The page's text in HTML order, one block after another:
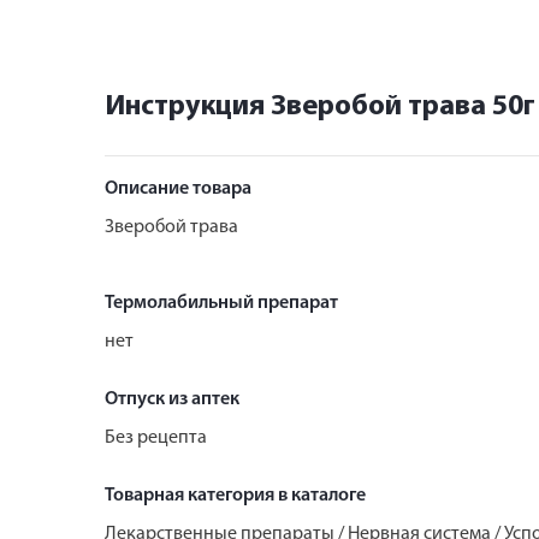
Инструкция Зверобой трава 50г
Описание товара
Зверобой трава
Термолабильный препарат
нет
Отпуск из аптек
Без рецепта
Товарная категория в каталоге
Лекарственные препараты / Нервная система /